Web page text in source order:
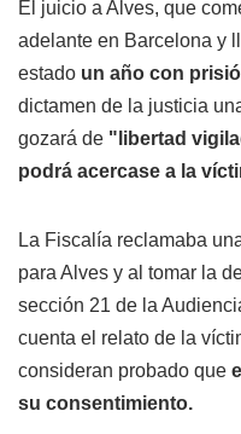
El juicio a Alves, que
adelante en Barcelona y
estado un año con
dictamen de la justicia
gozará de "libertad
podrá acercase a la
La Fiscalía reclamaba
para Alves y al tomar la
sección 21 de la
cuenta el relato de la
consideran probado que
su consentimiento.